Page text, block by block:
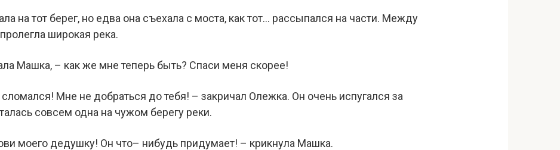
на тот берег, но едва она съехала с моста, как тот… рассыпался на части. Между
широкая река.
Машка, – как же мне теперь быть? Спаси меня скорее!
Мне не добраться до тебя! – закричал Олежка. Он очень испугался за
совсем одна на чужом берегу реки.
моего дедушку! Он что– нибудь придумает! – крикнула Машка.